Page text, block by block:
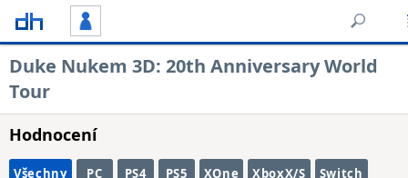
Duke Nukem 3D: 20th Anniversary World
Tour
Hodnocení
Všechny PC PS4 PS5 XOne XboxX/S Switch